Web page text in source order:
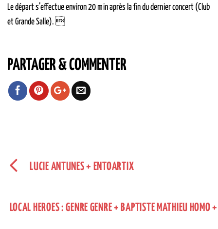
Le départ s’effectue environ 20 min après la fin du dernier concert (Club
et Grande Salle). 
PARTAGER & COMMENTER
LUCIE ANTUNES + ENTOARTIX
LOCAL HEROES : GENRE GENRE + BAPTISTE MATHIEU HOMO